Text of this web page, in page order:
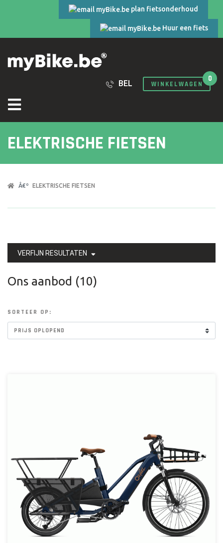
plan fietsonderhoud
Huur een fiets
BEL WINKELWAGEN
0
ELEKTRISCHE FIETSEN
ELEKTRISCHE FIETSEN
VERFIJN RESULTATEN
Ons aanbod (10)
SORTEER OP: